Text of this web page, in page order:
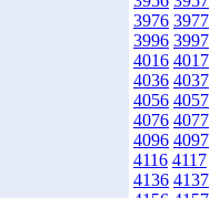
3976 3977
3996 3997
4016 4017
4036 4037
4056 4057
4076 4077
4096 4097
4116 4117
4136 4137